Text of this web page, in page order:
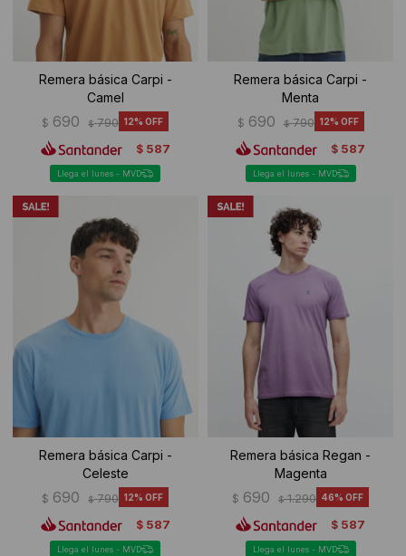
Remera básica Carpi -
Camel
$ 690 $ 790 12
$ 587
Llega el lunes - MVD
Remera básica Carpi -
Menta
$ 690 $ 790 12
$ 587
Llega el lunes - MVD
Remera básica Carpi -
Celeste
$ 690 $ 790 12
$ 587
Llega el lunes - MVD
Remera básica Regan -
Magenta
$ 690 $ 1.290 46
$ 587
Llega el lunes - MVD